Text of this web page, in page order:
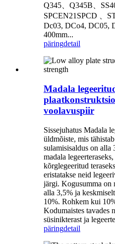
Q345、Q345B、
SPCEN21SPCD 、
Dc03, DCo4, DC05,
400mm...
päringdetail
Madala
voolavuspiir
Sissejuhatus Madala
üldmõiste, mis
sulamisisaldus on alla
madala
kõrglegeeritud
eristatakse neid
järgi. Kogusumma on
alla 3,5% ja
10%. Rohkem kui
Kodumaistes tavades
süsinikterast ja
päringdetail